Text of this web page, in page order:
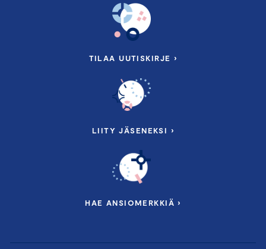
TILAA UUTISKIRJE ›
LIITY JÄSENEKSI ›
HAE ANSIOMERKKIÄ ›